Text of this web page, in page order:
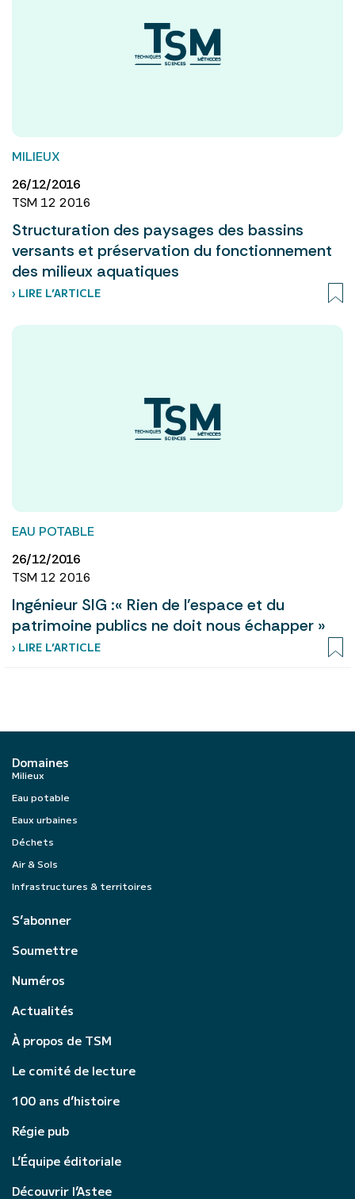
MILIEUX
26/12/2016
TSM 12 2016
Structuration des paysages des bassins
versants et préservation du fonctionnement
des milieux aquatiques
› LIRE L’ARTICLE
EAU POTABLE
26/12/2016
TSM 12 2016
Ingénieur SIG :« Rien de l’espace et du
patrimoine publics ne doit nous échapper »
› LIRE L’ARTICLE
Domaines
Milieux
Eau potable
Eaux urbaines
Déchets
Air & Sols
Infrastructures & territoires
S’abonner
Soumettre
Numéros
Actualités
À propos de TSM
Le comité de lecture
100 ans d’histoire
Régie pub
L’Équipe éditoriale
Découvrir l’Astee